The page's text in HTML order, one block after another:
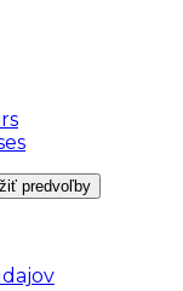
predvoľby